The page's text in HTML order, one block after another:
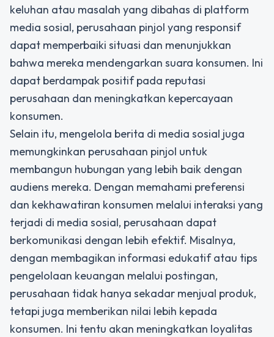
keluhan atau masalah yang dibahas di platform
media sosial, perusahaan pinjol yang responsif
dapat memperbaiki situasi dan menunjukkan
bahwa mereka mendengarkan suara konsumen. Ini
dapat berdampak positif pada reputasi
perusahaan dan meningkatkan kepercayaan
konsumen.
Selain itu, mengelola berita di media sosial juga
memungkinkan perusahaan pinjol untuk
membangun hubungan yang lebih baik dengan
audiens mereka. Dengan memahami preferensi
dan kekhawatiran konsumen melalui interaksi yang
terjadi di media sosial, perusahaan dapat
berkomunikasi dengan lebih efektif. Misalnya,
dengan membagikan informasi edukatif atau tips
pengelolaan keuangan melalui postingan,
perusahaan tidak hanya sekadar menjual produk,
tetapi juga memberikan nilai lebih kepada
konsumen. Ini tentu akan meningkatkan loyalitas